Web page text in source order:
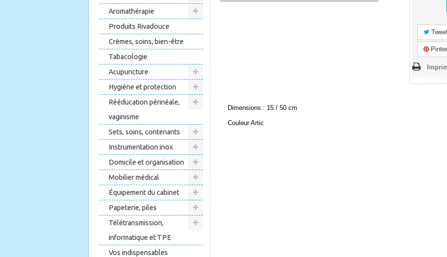
Aromathérapie
Produits Rivadouce
Crèmes, soins, bien-être
Tabacologie
Acupuncture
Hygiène et protection
Rééducation périnéale,
vaginisme
Sets, soins, contenants
Instrumentation inox
Domicile et organisation
Mobilier médical
Équipement du cabinet
Papeterie, piles
Télétransmission,
informatique et TPE
Vos indispensables
Dimensions : 15 / 50 cm
Couleur Artic